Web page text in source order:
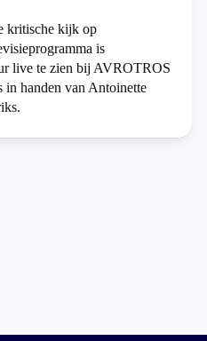
kritische kijk op
is
live te zien bij AVROTROS
in handen van Antoinette